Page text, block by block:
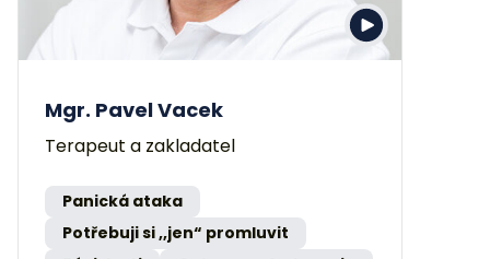
Mgr. Pavel Vacek
Terapeut a zakladatel
Panická ataka
Potřebuji si ,,jen“ promluvit